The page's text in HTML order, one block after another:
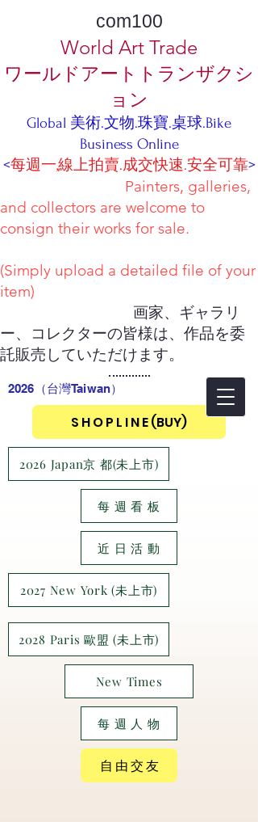
2026（台灣Taiwan）
S H O P L I N E (BUY)
2026 Japan京 都(未上市)
每 週 看 板
近 日 活 動
2027 New York (未上市)
2028 Paris 歐盟 (未上市)
New Times
每 週 人 物
自 由 交 友
com100
World Art Trade
ワールドアートトランザクシ
ョン
Global 美術.文物.珠寶.桌球.Bike
Business Online
<每週一,線上拍賣.成交快速.安全可靠>
Painters, galleries,
and collectors are welcome to
consign their works for sale.
(Simply upload a detailed file of your
item)
画家、ギャラリ
ー、コレクターの皆様は、作品を委
託販売していただけます。